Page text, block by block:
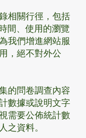
相關行徑，包括
間、使用的瀏覽
我們增進網站服
，絕不對外公
的問卷調查內容
數據或說明文字
需要公佈統計數
之資料。